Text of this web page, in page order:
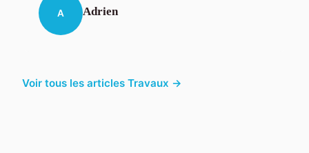
A Adrien
Voir tous les articles Travaux →